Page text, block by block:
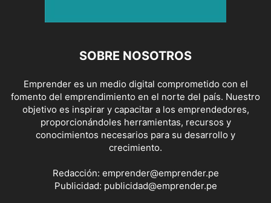
SOBRE NOSOTROS
Emprender es un medio digital comprometido con el
fomento del emprendimiento en el norte del país. Nuestro
objetivo es inspirar y capacitar a los emprendedores,
proporcionándoles herramientas, recursos y
conocimientos necesarios para su desarrollo y
crecimiento.
Redacción: emprender@emprender.pe
Publicidad: publicidad@emprender.pe